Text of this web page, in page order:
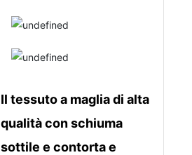
Il tessuto a maglia di alta
qualità con schiuma
sottile e contorta e